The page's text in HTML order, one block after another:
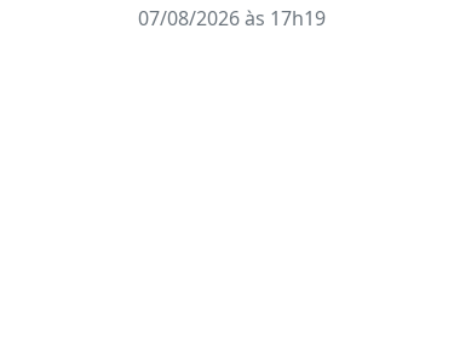
07/08/2026 às 17h19